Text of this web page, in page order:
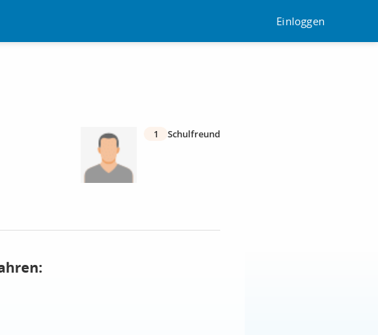
Einloggen
1 Schulfreund